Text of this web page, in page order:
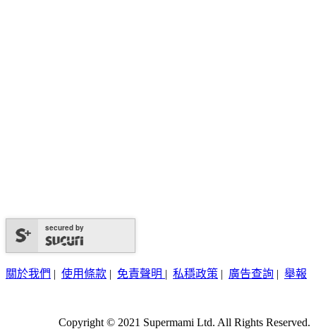
secured by
關於我們 | 使用條款 | 免責聲明 | 私穩政策 | 廣告查詢 | 舉報
Copyright © 2021 Supermami Ltd. All Rights Reserved.